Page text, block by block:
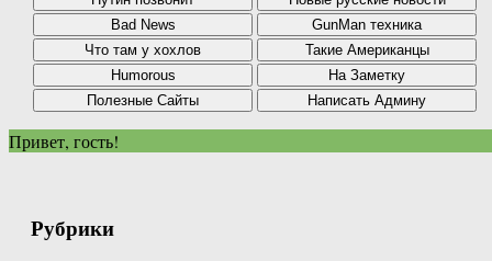
Привет, гость!
Рубрики